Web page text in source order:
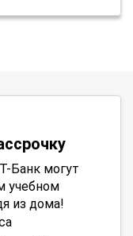
Банк могут
учебном
из дома!